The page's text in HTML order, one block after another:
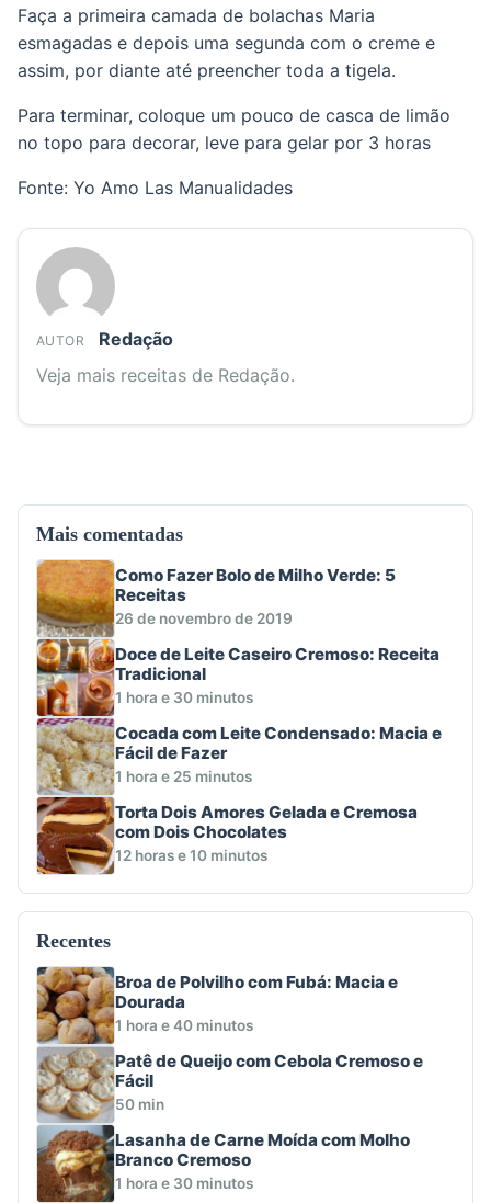
Faça a primeira camada de bolachas Maria
esmagadas e depois uma segunda com o creme e
assim, por diante até preencher toda a tigela.
Para terminar, coloque um pouco de casca de limão
no topo para decorar, leve para gelar por 3 horas
Fonte: Yo Amo Las Manualidades
AUTOR
Redação
Veja mais receitas de Redação.
Mais comentadas
Como Fazer Bolo de Milho Verde: 5
Receitas
26 de novembro de 2019
Doce de Leite Caseiro Cremoso: Receita
Tradicional
1 hora e 30 minutos
Cocada com Leite Condensado: Macia e
Fácil de Fazer
1 hora e 25 minutos
Torta Dois Amores Gelada e Cremosa
com Dois Chocolates
12 horas e 10 minutos
Recentes
Broa de Polvilho com Fubá: Macia e
Dourada
1 hora e 40 minutos
Patê de Queijo com Cebola Cremoso e
Fácil
50 min
Lasanha de Carne Moída com Molho
Branco Cremoso
1 hora e 30 minutos